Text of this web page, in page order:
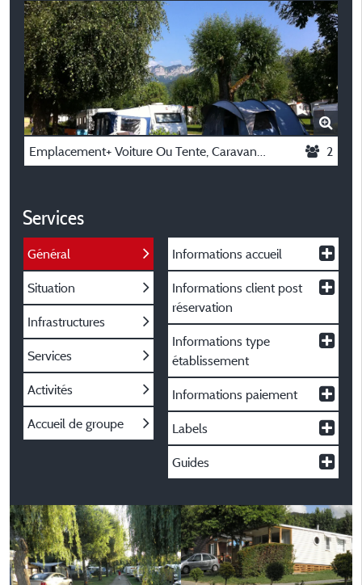
Emplacement+ Voiture Ou Tente, Caravane, Camping Car,Moto 2
Services
Général
Situation
Infrastructures
Services
Activités
Accueil de groupe
Informations accueil
Informations client post
réservation
Informations type
établissement
Informations paiement
Labels
Guides